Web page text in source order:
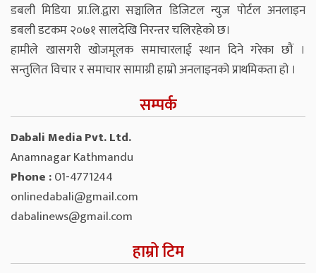
डबली मिडिया प्रा.लि.द्वारा सञ्चालित डिजिटल न्युज पोर्टल अनलाइन
डबली डटकम २०७१ सालदेखि निरन्तर चलिरहेको छ।
हामीले खासगरी खोजमूलक समाचारलाई स्थान दिने गरेका छौं ।
सन्तुलित विचार र समाचार सामाग्री हाम्रो अनलाइनको प्राथमिकता हो ।
सम्पर्क
Dabali Media Pvt. Ltd.
Anamnagar Kathmandu
Phone :01-4771244
onlinedabali@gmail.com
dabalinews@gmail.com
हाम्रो टिम